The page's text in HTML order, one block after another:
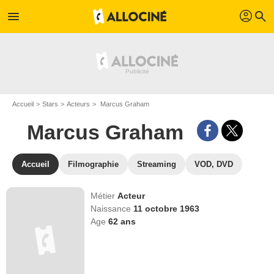
menu profil search
Accueil Stars Acteurs Marcus Graham
Marcus Graham
Accueil Filmographie Streaming VOD, DVD
MétierActeur
Naissance 11 octobre 1963
Age62 ans